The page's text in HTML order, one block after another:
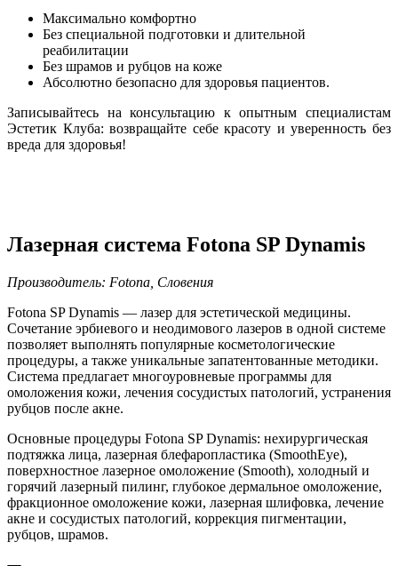
Максимально комфортно
Без специальной подготовки и длительной
реабилитации
Без шрамов и рубцов на коже
Абсолютно безопасно для здоровья пациентов.
Записывайтесь на консультацию к опытным специалистам
Эстетик Клуба: возвращайте себе красоту и уверенность без
вреда для здоровья!
Лазерная система Fotona SP Dynamis
Производитель: Fotona, Словения
Fotona SP Dynamis — лазер для эстетической медицины.
Сочетание эрбиевого и неодимового лазеров в одной системе
позволяет выполнять популярные косметологические
процедуры, а также уникальные запатентованные методики.
Система предлагает многоуровневые программы для
омоложения кожи, лечения сосудистых патологий, устранения
рубцов после акне.
Основные процедуры Fotona SP Dynamis: нехирургическая
подтяжка лица, лазерная блефаропластика (SmoothEye),
поверхностное лазерное омоложение (Smooth), холодный и
горячий лазерный пилинг, глубокое дермальное омоложение,
фракционное омоложение кожи, лазерная шлифовка, лечение
акне и сосудистых патологий, коррекция пигментации,
рубцов, шрамов.